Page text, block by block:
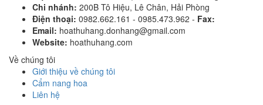
Chi nhánh: 200B Tô Hiệu, Lê Chân, Hải Phòng
Điện thoại: 0982.662.161 - 0985.473.962 - Fax:
Email: hoathuhang.donhang@gmail.com
Website: hoathuhang.com
Về chúng tôi
Giới thiệu về chúng tôi
Cẩm nang hoa
Liên hệ